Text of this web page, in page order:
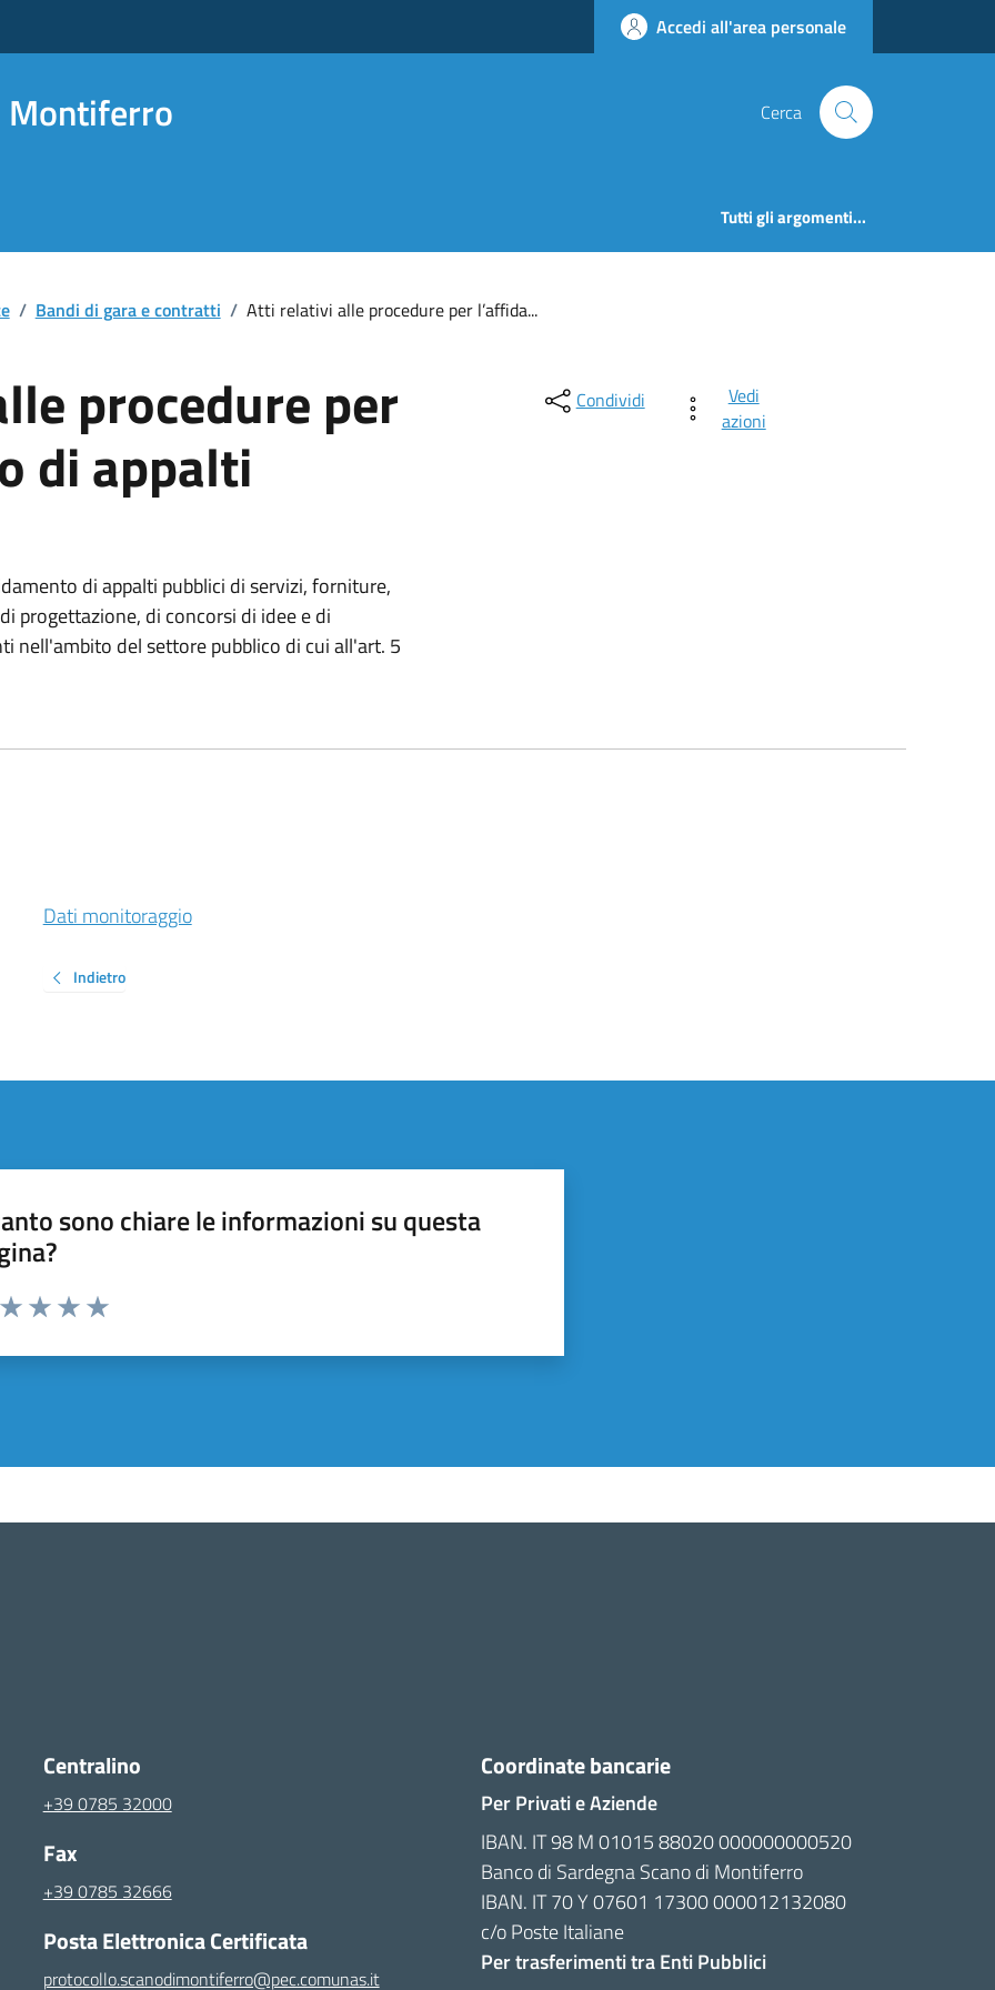
Accedi all'area personale
Montiferro Cerca
Tutti gli argomenti...
/ Bandi di gara e contratti / Atti relativi alle procedure per l’affida...
procedure per
di appalti
di appalti pubblici di servizi, forniture,
progettazione, di concorsi di idee e di
nell'ambito del settore pubblico di cui all'art. 5
Condividi
Vedi
azioni
Dati monitoraggio
Indietro
sono chiare le informazioni su questa
da 1 a 5 stelle la pagina
Centralino
+39 0785 32000
Fax
+39 0785 32666
Posta Elettronica Certificata
protocollo.scanodimontiferro@pec.comunas.it
Coordinate bancarie
Per Privati e Aziende
IBAN. IT 98 M 01015 88020 000000000520
Banco di Sardegna Scano di Montiferro
IBAN. IT 70 Y 07601 17300 000012132080
c/o Poste Italiane
Per trasferimenti tra Enti Pubblici